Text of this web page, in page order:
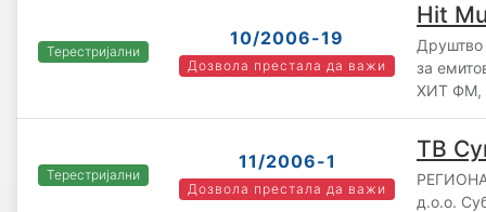
Терестријални
10/2006-19
Дозвола престала да важи
Hit
Друштво
за
ХИТ ФМ,
Терестријални
11/2006-1
Дозвола престала да важи
ТВ
д.о.о.